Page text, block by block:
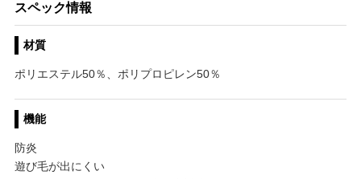
スペック情報
材質
ポリエステル50％、ポリプロピレン50％
機能
防炎
遊び毛が出にくい